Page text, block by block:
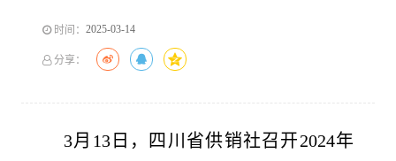
时间： 2025-03-14
分享：
3月13日，四川省供销社召开2024年